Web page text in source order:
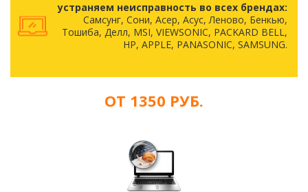
устраняем неисправность во всех брендах:
Самсунг, Сони, Асер, Асус, Леново, Бенкью,
Тошиба, Делл, MSI, VIEWSONIC, PACKARD BELL,
HP, APPLE, PANASONIC, SAMSUNG.
ОТ 1350 РУБ.